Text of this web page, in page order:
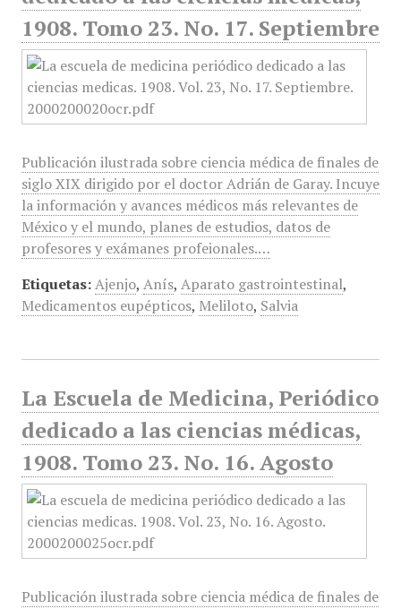
1908. Tomo 23. No. 17. Septiembre
Publicación ilustrada sobre ciencia médica de finales de
siglo XIX dirigido por el doctor Adrián de Garay. Incuye
la información y avances médicos más relevantes de
México y el mundo, planes de estudios, datos de
profesores y exámanes profeionales.…
Etiquetas: Ajenjo, Anís, Aparato gastrointestinal,
Medicamentos eupépticos, Meliloto, Salvia
La Escuela de Medicina, Periódico
dedicado a las ciencias médicas,
1908. Tomo 23. No. 16. Agosto
Publicación ilustrada sobre ciencia médica de finales de